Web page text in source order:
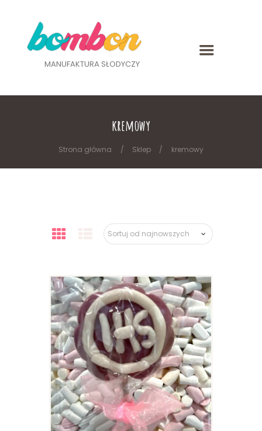
MANUFAKTURA SŁODYCZY
kremowy
Strona główna Sklep kremowy